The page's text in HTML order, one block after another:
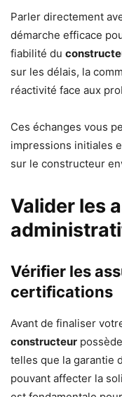
Parler directement
démarche efficace
fiabilité du
sur les délais, la
réactivité face aux
Ces échanges vous
impressions initiales
sur le constructeur
Valider les
Vérifier les
certifications
Avant de finaliser
constructeur
telles que la garantie
pouvant affecter la